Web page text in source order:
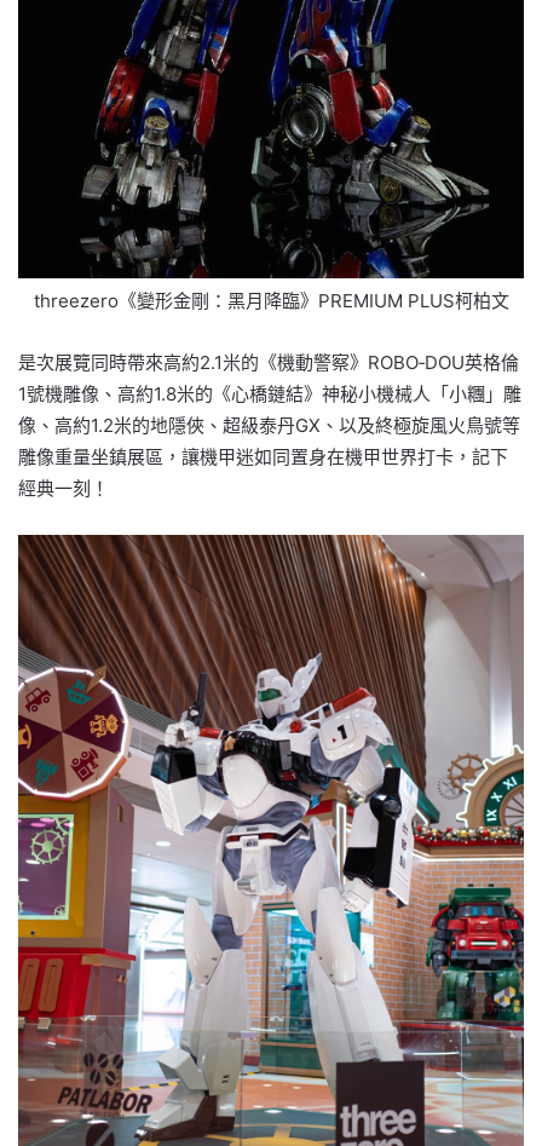
threezero《變形金剛：黑月降臨》PREMIUM PLUS柯柏文
是次展覽同時帶來高約2.1米的《機動警察》ROBO‐DOU英格倫
1號機雕像、高約1.8米的《心橋鏈結》神秘小機械人「小糰」雕
像、高約1.2米的地隱俠、超級泰丹GX、以及終極旋風火鳥號等
雕像重量坐鎮展區，讓機甲迷如同置身在機甲世界打卡，記下
經典一刻！